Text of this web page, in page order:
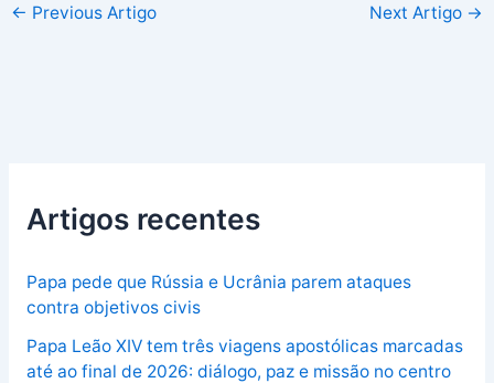
← Previous Artigo Next Artigo →
Artigos recentes
Papa pede que Rússia e Ucrânia parem ataques
contra objetivos civis
Papa Leão XIV tem três viagens apostólicas marcadas
até ao final de 2026: diálogo, paz e missão no centro